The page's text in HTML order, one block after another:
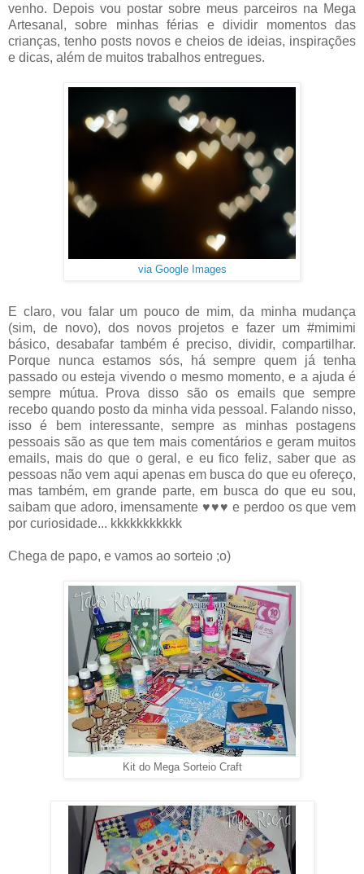
venho. Depois vou postar sobre meus parceiros na Mega
Artesanal, sobre minhas férias e dividir momentos das
crianças, tenho posts novos e cheios de ideias, inspirações
e dicas, além de muitos trabalhos entregues.
via Google Images
E claro, vou falar um pouco de mim, da minha mudança
(sim, de novo), dos novos projetos e fazer um #mimimi
básico, desabafar também é preciso, dividir, compartilhar.
Porque nunca estamos sós, há sempre quem já tenha
passado ou esteja vivendo o mesmo momento, e a ajuda é
sempre mútua. Prova disso são os emails que sempre
recebo quando posto da minha vida pessoal. Falando nisso,
isso é bem interessante, sempre as minhas postagens
pessoais são as que tem mais comentários e geram muitos
emails, mais do que o geral, e eu fico feliz, saber que as
pessoas não vem aqui apenas em busca do que eu ofereço,
mas também, em grande parte, em busca do que eu sou,
saibam que adoro, imensamente ♥♥♥ e perdoo os que vem
por curiosidade... kkkkkkkkkkk
Chega de papo, e vamos ao sorteio ;o)
Kit do Mega Sorteio Craft